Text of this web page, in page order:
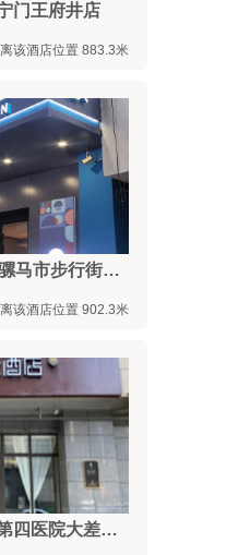
门王府井店
该酒店位置 883.3米
如家·neo-西安钟鼓楼骡马市步行街地铁站店
该酒店位置 902.3米
如家旗下-西安东大街第四医院大差市地铁站派柏·云酒店